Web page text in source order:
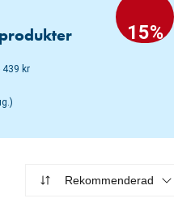
15%
439 kr
)
Rekommenderad